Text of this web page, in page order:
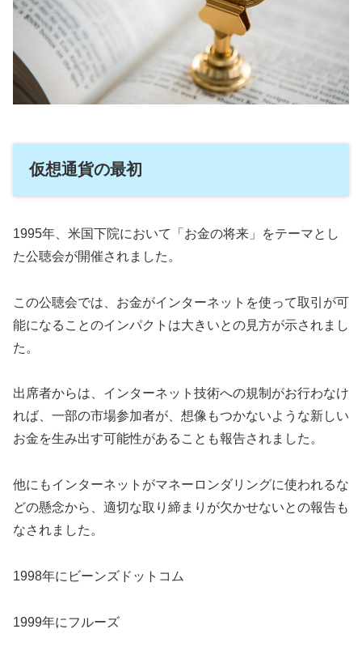
仮想通貨の最初
1995年、米国下院において「お金の将来」をテーマとし
た公聴会が開催されました。
この公聴会では、お金がインターネットを使って取引が可
能になることのインパクトは大きいとの見方が示されまし
た。
出席者からは、インターネット技術への規制がお行わなけ
れば、一部の市場参加者が、想像もつかないような新しい
お金を生み出す可能性があることも報告されました。
他にもインターネットがマネーロンダリングに使われるな
どの懸念から、適切な取り締まりが欠かせないとの報告も
なされました。
1998年にビーンズドットコム
1999年にフルーズ